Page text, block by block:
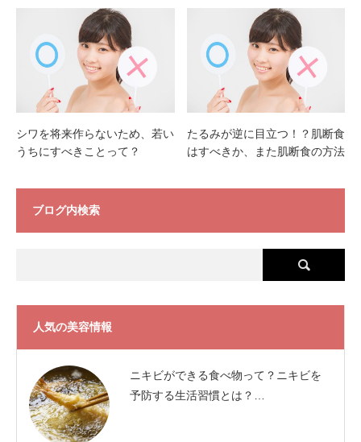
シワを将来作らないため、若い
うちにすべきことって？
たるみが逆に目立つ！？肌断食
はすべきか、また肌断食の方法
ブログ内検索
人気の美容情報
ニキビができる食べ物って？ニキビを
予防する生活習慣とは？…